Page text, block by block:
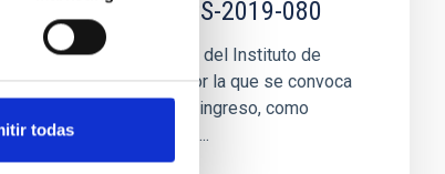
todas
(GRUPO PROF. 2) PS-2019-080
RESOLUCIÓN del Director del Instituto de
de Canarias por la que se convoca
proceso selectivo para el ingreso, como
laboral fijo, de un...